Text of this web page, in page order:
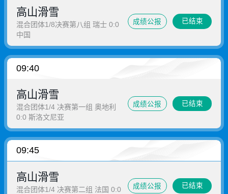
高山滑雪
混合团体1/8决赛第八组 瑞士 0:0
中国
成绩公报 已结束
09:40
高山滑雪
混合团体1/4 决赛第一组 奥地利
0:0 斯洛文尼亚
成绩公报 已结束
09:45
高山滑雪
混合团体1/4 决赛第二组 法国 0:0
成绩公报 已结束